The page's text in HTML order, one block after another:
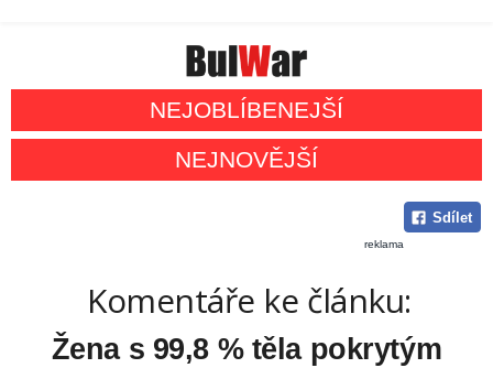
NEJOBLÍBENEJŠÍ
NEJNOVĚJŠÍ
Sdílet
reklama
Komentáře ke článku:
Žena s 99,8 % těla pokrytým